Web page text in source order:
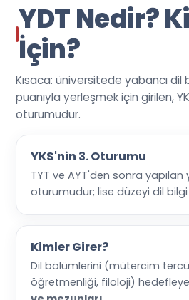
YDT Nedir?
İçin?
Kısaca: üniversitede yabancı dil
puanıyla yerleşmek için girilen,
oturumudur.
YKS'nin 3. Oturumu
TYT ve AYT'den sonra yapılan
oturumudur; lise düzeyi dil
Kimler Girer?
Dil bölümlerini (mütercim
öğretmenliği, filoloji)